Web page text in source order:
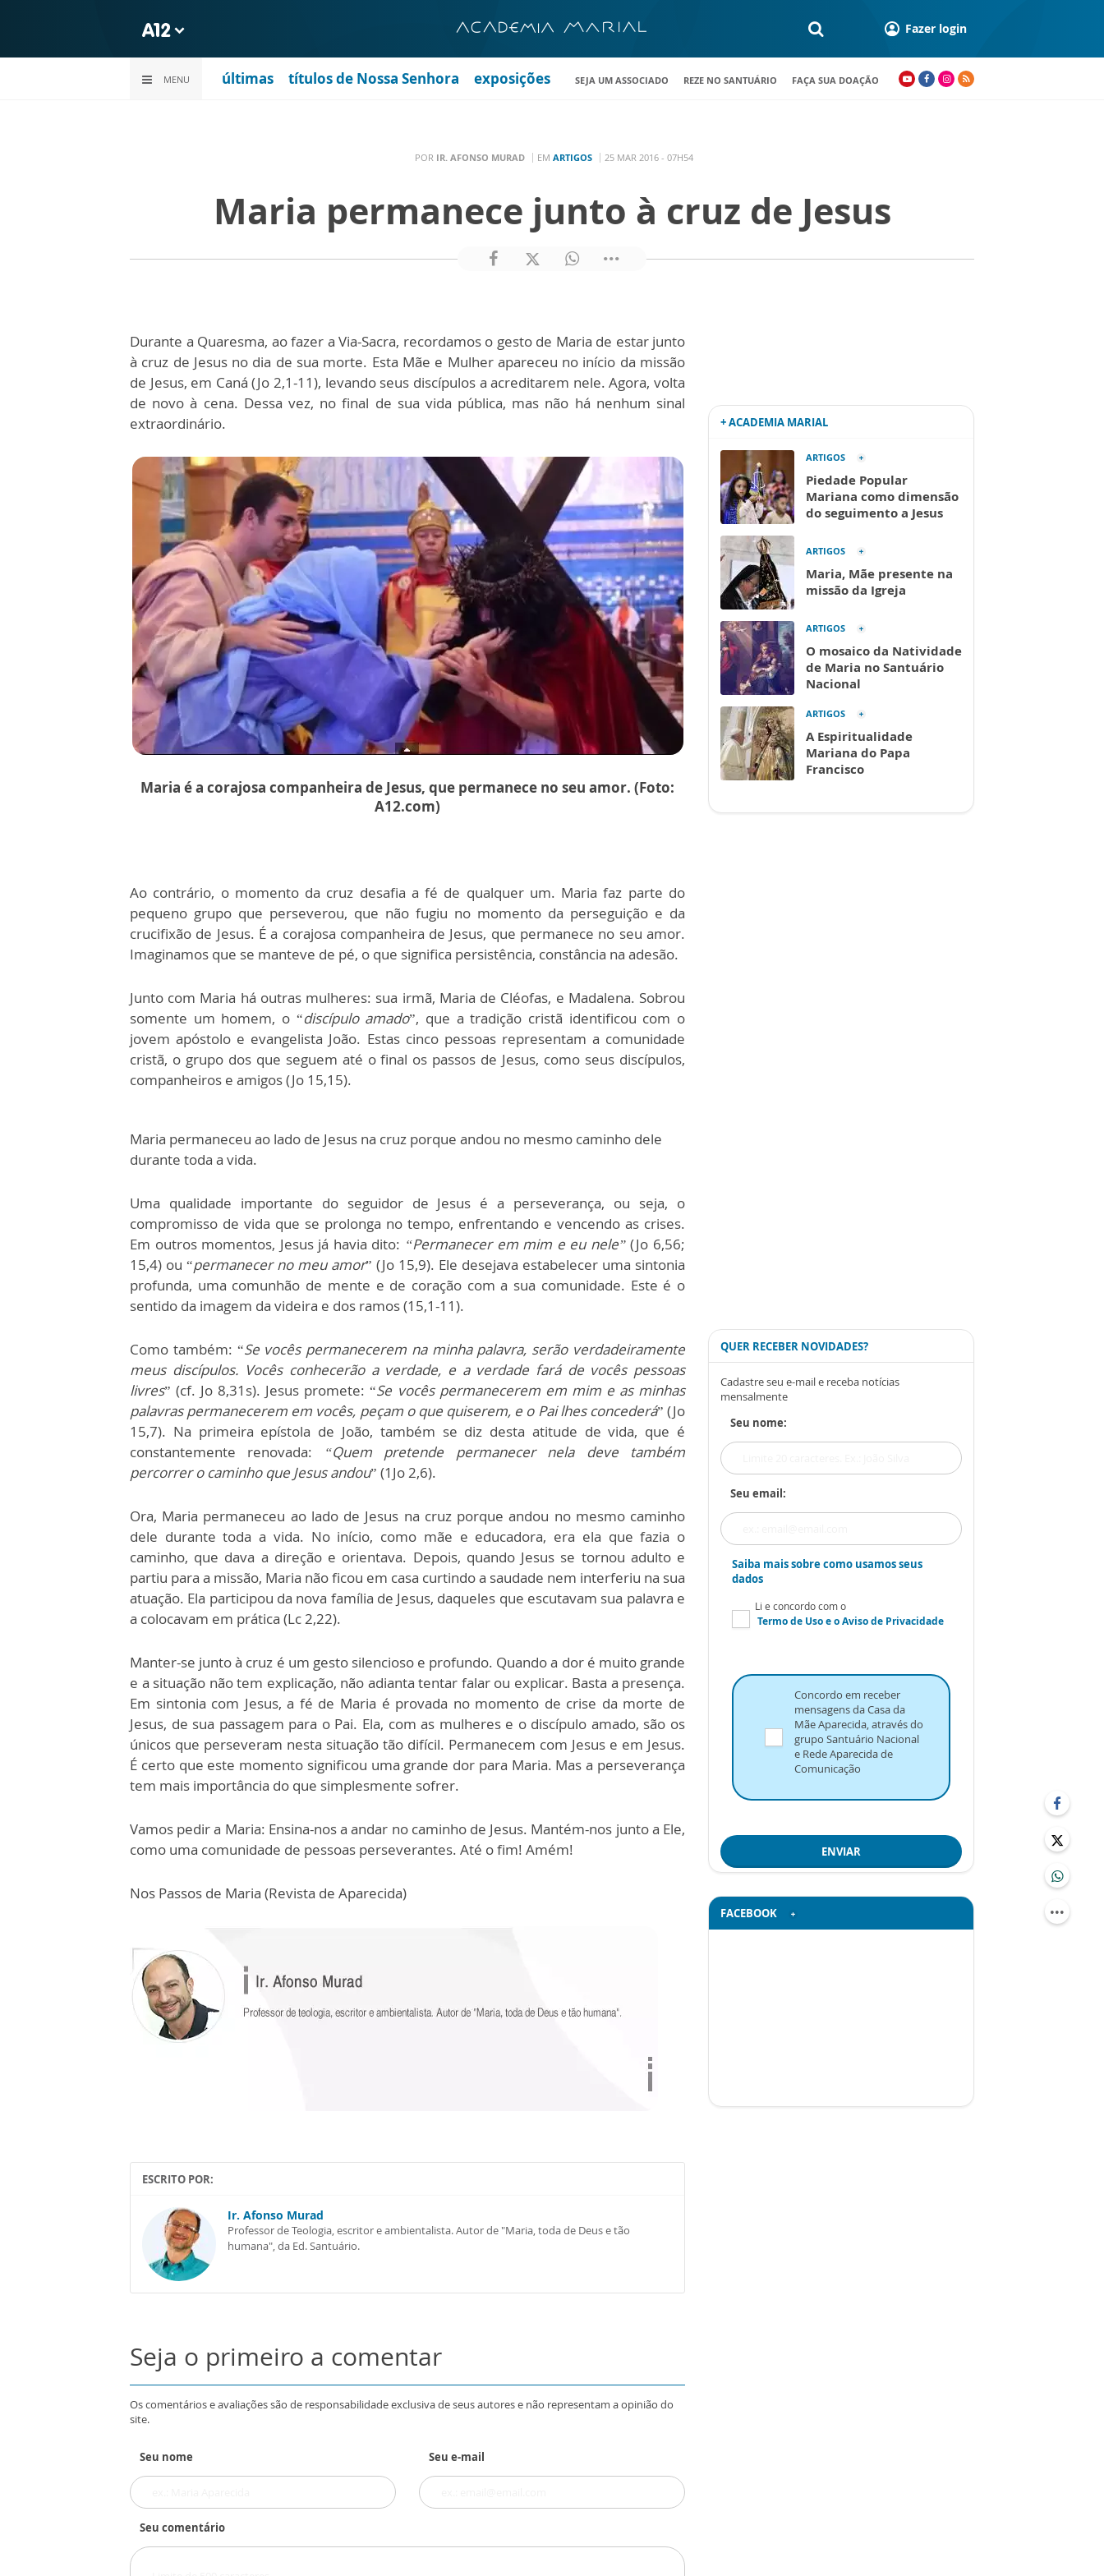
Fazer login
MENU últimas títulos de Nossa Senhora exposições SEJA UM ASSOCIADO REZE NO SANTUÁRIO FAÇA SUA DOAÇÃO
POR IR. AFONSO MURAD EM ARTIGOS 25 MAR 2016 - 07H54
Maria permanece junto à cruz de Jesus
Durante a Quaresma, ao fazer a Via-Sacra, recordamos o gesto de Maria de estar junto
à cruz de Jesus no dia de sua morte. Esta Mãe e Mulher apareceu no início da missão
de Jesus, em Caná (Jo 2,1-11), levando seus discípulos a acreditarem nele. Agora, volta
de novo à cena. Dessa vez, no final de sua vida pública, mas não há nenhum sinal
extraordinário.
Maria é a corajosa companheira de Jesus, que permanece no seu amor. (Foto:
A12.com)
Ao contrário, o momento da cruz desafia a fé de qualquer um. Maria faz parte do
pequeno grupo que perseverou, que não fugiu no momento da perseguição e da
crucifixão de Jesus. É a corajosa companheira de Jesus, que permanece no seu amor.
Imaginamos que se manteve de pé, o que significa persistência, constância na adesão.
Junto com Maria há outras mulheres: sua irmã, Maria de Cléofas, e Madalena. Sobrou
somente um homem, o “discípulo amado”, que a tradição cristã identificou com o
jovem apóstolo e evangelista João. Estas cinco pessoas representam a comunidade
cristã, o grupo dos que seguem até o final os passos de Jesus, como seus discípulos,
companheiros e amigos (Jo 15,15).
Maria permaneceu ao lado de Jesus na cruz porque andou no mesmo caminho dele
durante toda a vida.
Uma qualidade importante do seguidor de Jesus é a perseverança, ou seja, o
compromisso de vida que se prolonga no tempo, enfrentando e vencendo as crises.
Em outros momentos, Jesus já havia dito: “Permanecer em mim e eu nele”(Jo 6,56;
15,4) ou “permanecer no meu amor” (Jo 15,9). Ele desejava estabelecer uma sintonia
profunda, uma comunhão de mente e de coração com a sua comunidade. Este é o
sentido da imagem da videira e dos ramos (15,1-11).
Como também: “Se vocês permanecerem na minha palavra, serão verdadeiramente
meus discípulos. Vocês conhecerão a verdade, e a verdade fará de vocês pessoas
livres” (cf. Jo 8,31s). Jesus promete: “Se vocês permanecerem em mim e as minhas
palavras permanecerem em vocês, peçam o que quiserem, e o Pai lhes concederá” (Jo
15,7). Na primeira epístola de João, também se diz desta atitude de vida, que é
constantemente renovada: “Quem pretende permanecer nela deve também
percorrer o caminho que Jesus andou” (1Jo 2,6).
Ora, Maria permaneceu ao lado de Jesus na cruz porque andou no mesmo caminho
dele durante toda a vida. No início, como mãe e educadora, era ela que fazia o
caminho, que dava a direção e orientava. Depois, quando Jesus se tornou adulto e
partiu para a missão, Maria não ficou em casa curtindo a saudade nem interferiu na sua
atuação. Ela participou da nova família de Jesus, daqueles que escutavam sua palavra e
a colocavam em prática (Lc 2,22).
Manter-se junto à cruz é um gesto silencioso e profundo. Quando a dor é muito grande
e a situação não tem explicação, não adianta tentar falar ou explicar. Basta a presença.
Em sintonia com Jesus, a fé de Maria é provada no momento de crise da morte de
Jesus, de sua passagem para o Pai. Ela, com as mulheres e o discípulo amado, são os
únicos que perseveram nesta situação tão difícil. Permanecem com Jesus e em Jesus.
É certo que este momento significou uma grande dor para Maria. Mas a perseverança
tem mais importância do que simplesmente sofrer.
Vamos pedir a Maria: Ensina-nos a andar no caminho de Jesus. Mantém-nos junto a Ele,
como uma comunidade de pessoas perseverantes. Até o fim! Amém!
Nos Passos de Maria (Revista de Aparecida)
ESCRITO POR:
Ir. Afonso Murad
Professor de Teologia, escritor e ambientalista. Autor de "Maria, toda de Deus e tão
humana", da Ed. Santuário.
Seja o primeiro a comentar
Os comentários e avaliações são de responsabilidade exclusiva de seus autores e não representam a opinião do
site.
Seu nome Seu e-mail
Seu comentário
+ ACADEMIA MARIAL
ARTIGOS
Piedade Popular
Mariana como dimensão
do seguimento a Jesus
ARTIGOS
Maria, Mãe presente na
missão da Igreja
ARTIGOS
O mosaico da Natividade
de Maria no Santuário
Nacional
ARTIGOS
A Espiritualidade
Mariana do Papa
Francisco
QUER RECEBER NOVIDADES?
Cadastre seu e-mail e receba notícias
mensalmente
Seu nome:
Seu email:
Saiba mais sobre como usamos seus
dados
Li e concordo com o
Termo de Usoe oAviso de Privacidade
Concordo em receber
mensagens da Casa da
Mãe Aparecida, através do
grupo Santuário Nacional
e Rede Aparecida de
Comunicação
ENVIAR
FACEBOOK